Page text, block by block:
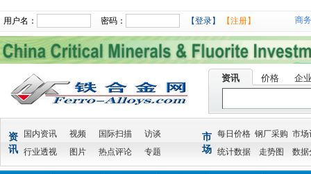
用户名： 密码： 【登录】 【注册】 商
资讯 价格 企
资
讯
国内资讯 视频 国际扫描
访谈
行业透视
图片 热点评论 专题
市
场
每日价格 钢厂采购 市场
统计数据
走势图 数据